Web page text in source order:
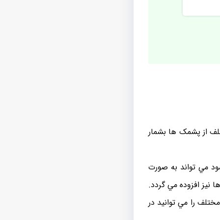
از پشمک ها بشمار
مي تواند به صورت
نيز افزوده مي گردد.
را مي توانيد در